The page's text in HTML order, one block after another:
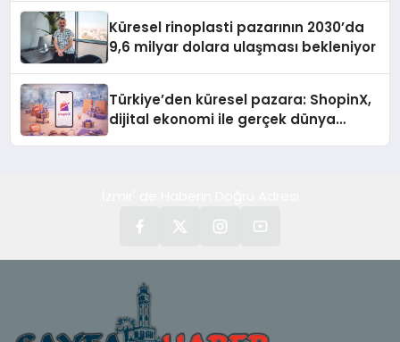
Küresel rinoplasti pazarının 2030’da
9,6 milyar dolara ulaşması bekleniyor
Türkiye’den küresel pazara: ShopinX,
dijital ekonomi ile gerçek dünya